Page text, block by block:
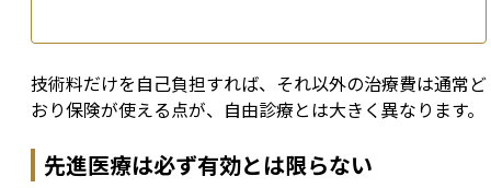
技術料だけを自己負担すれば、それ以外の治療費は通常ど
おり保険が使える点が、自由診療とは大きく異なります。
先進医療は必ず有効とは限らない